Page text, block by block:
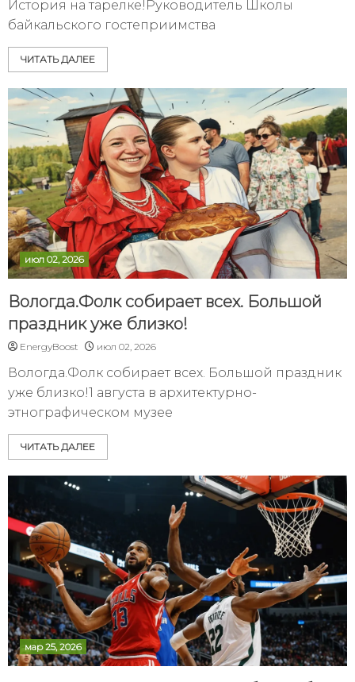
История на тарелке!Руководитель Школы
байкальского гостеприимства
ЧИТАТЬ ДАЛЕЕ
июл 02, 2026
Вологда.Фолк собирает всех. Большой
праздник уже близко!
EnergyBoost июл 02, 2026
Вологда.Фолк собирает всех. Большой праздник
уже близко!1 августа в архитектурно-
этнографическом музее
ЧИТАТЬ ДАЛЕЕ
мар 25, 2026